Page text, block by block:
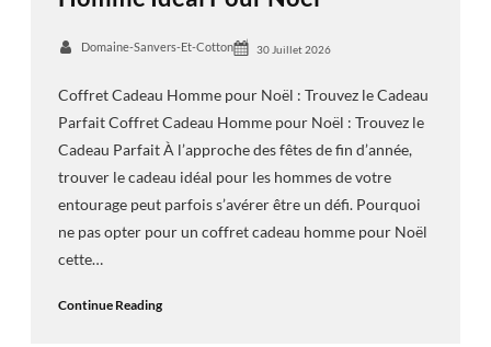
Domaine-Sanvers-Et-Cotton 30 Juillet 2026
Coffret Cadeau Homme pour Noël : Trouvez le Cadeau
Parfait Coffret Cadeau Homme pour Noël : Trouvez le
Cadeau Parfait À l’approche des fêtes de fin d’année,
trouver le cadeau idéal pour les hommes de votre
entourage peut parfois s’avérer être un défi. Pourquoi
ne pas opter pour un coffret cadeau homme pour Noël
cette…
Continue Reading